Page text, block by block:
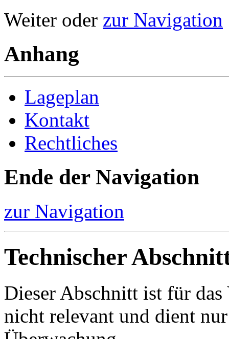
Weiter oder zur Navigation
Anhang
Lageplan
Kontakt
Rechtliches
Ende der Navigation
zur Navigation
Technischer
Dieser Abschnitt ist für das
nicht relevant und dient